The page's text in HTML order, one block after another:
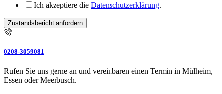
Ich akzeptiere die Datenschutzerklärung.
Zustandsbericht anfordern
0208-3059081
Rufen Sie uns gerne an und vereinbaren einen Termin in Mülheim,
Essen oder Meerbusch.